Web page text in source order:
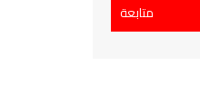
متابعة